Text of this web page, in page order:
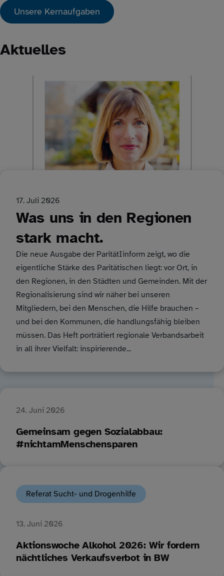
Unsere Kernaufgaben
Aktuelles
17. Juli 2026
Was uns in den Regionen
stark macht.
Die neue Ausgabe der ParitätIinform zeigt, wo die
eigentliche Stärke des Paritätischen liegt: vor Ort, in
den Regionen, in den Städten und Gemeinden. Mit der
Regionalisierung sind wir näher bei unseren
Mitgliedern, bei den Menschen, die Hilfe brauchen –
und bei den Kommunen, die handlungsfähig bleiben
müssen. Das Heft porträtiert regionale Verbandsarbeit
in all ihrer Vielfalt: inspirierende...
24. Juni 2026
Gemeinsam gegen Sozialabbau:
#nichtamMenschensparen
Referat Sucht- und Drogenhilfe
13. Juni 2026
Aktionswoche Alkohol 2026: Wir fordern
nächtliches Verkaufsverbot in BW